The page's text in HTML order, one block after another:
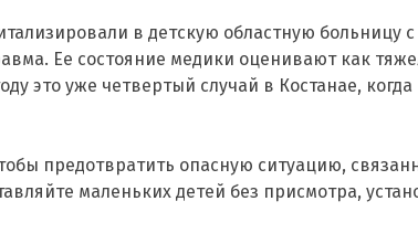
в детскую областную больницу
Ее состояние медики оценивают как
это уже четвертый случай в Костанае,
предотвратить опасную ситуацию,
маленьких детей без присмотра,